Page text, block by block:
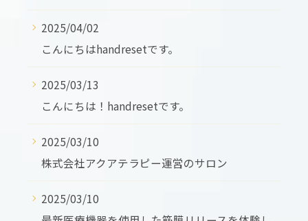
2025/04/02
こんにちはhandresetです。
2025/03/13
こんにちは！handresetです。
2025/03/10
株式会社アクアテラピー運営のサロン
2025/03/10